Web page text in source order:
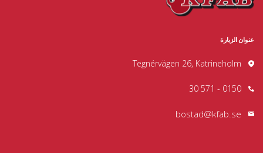
عنوان الزيارة
Tegnérvägen 26, Katrineholm
0150 - 571 30
bostad@kfab.se